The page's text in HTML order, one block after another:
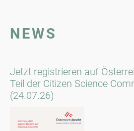
NEWS
Jetzt registrieren auf
Teil der Citizen Science
(24.07.26)